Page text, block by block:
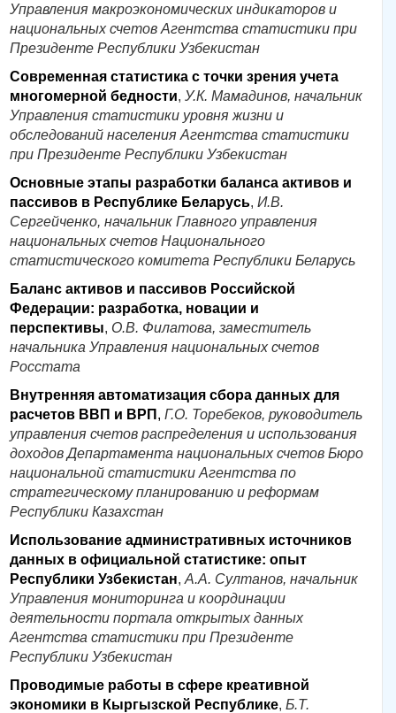
Управления макроэкономических индикаторов и
национальных счетов Агентства статистики при
Президенте Республики Узбекистан
Современная статистика с точки зрения учета
многомерной бедности, У.К. Мамадинов, начальник
Управления статистики уровня жизни и
обследований населения Агентства статистики
при Президенте Республики Узбекистан
Основные этапы разработки баланса активов и
пассивов в Республике Беларусь, И.В.
Сергейченко, начальник Главного управления
национальных счетов Национального
статистического комитета Республики Беларусь
Баланс активов и пассивов Российской
Федерации: разработка, новации и
перспективы, О.В. Филатова, заместитель
начальника Управления национальных счетов
Росстата
Внутренняя автоматизация сбора данных для
расчетов ВВП и ВРП , Г.О. Торебеков, руководитель
управления счетов распределения и использования
доходов Департамента национальных счетов Бюро
национальной статистики Агентства по
стратегическому планированию и реформам
Республики Казахстан
Использование административных источников
данных в официальной статистике: опыт
Республики Узбекистан, А.А. Султанов, начальник
Управления мониторинга и координации
деятельности портала открытых данных
Агентства статистики при Президенте
Республики Узбекистан
Проводимые работы в сфере креативной
экономики в Кыргызской Республике, Б.Т.